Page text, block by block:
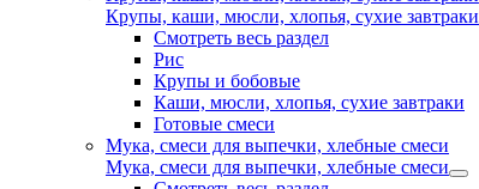
Крупы, каши, мюсли, хлопья, сухие завтраки
Смотреть весь раздел
Рис
Крупы и бобовые
Каши, мюсли, хлопья, сухие завтраки
Готовые смеси
Мука, смеси для выпечки, хлебные смеси
Мука, смеси для выпечки, хлебные смеси